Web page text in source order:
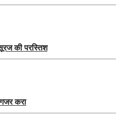
की परस्तिश
करा